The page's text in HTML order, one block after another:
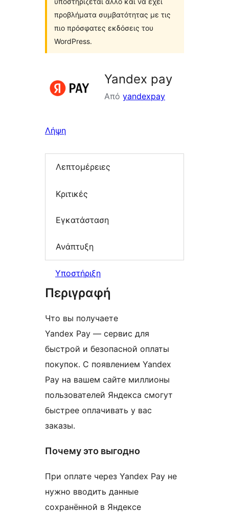
προβλήματα συμβατότητας με τις
πιο πρόσφατες εκδόσεις του
WordPress.
Yandex pay
Από yandexpay
Λήψη
Λεπτομέρειες
Κριτικές
Εγκατάσταση
Ανάπτυξη
Υποστήριξη
Περιγραφή
Что вы получаете
Yandex Pay — сервис для
быстрой и безопасной оплаты
покупок. С появлением Yandex
Pay на вашем сайте миллионы
пользователей Яндекса смогут
быстрее оплачивать у вас
заказы.
Почему это выгодно
При оплате через Yandex Pay не
нужно вводить данные
сохранённой в Яндексе